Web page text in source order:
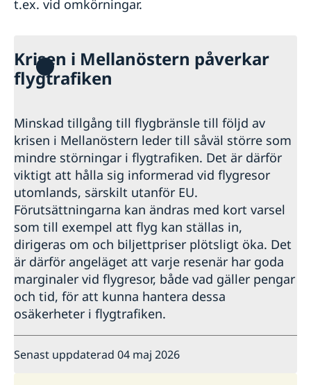
t.ex. vid omkörningar.
Krisen i Mellanöstern påverkar
flygtrafiken
Minskad tillgång till flygbränsle till följd av
krisen i Mellanöstern leder till såväl större som
mindre störningar i flygtrafiken. Det är därför
viktigt att hålla sig informerad vid flygresor
utomlands, särskilt utanför EU.
Förutsättningarna kan ändras med kort varsel
som till exempel att flyg kan ställas in,
dirigeras om och biljettpriser plötsligt öka. Det
är därför angeläget att varje resenär har goda
marginaler vid flygresor, både vad gäller pengar
och tid, för att kunna hantera dessa
osäkerheter i flygtrafiken.
Senast uppdaterad 04 maj 2026